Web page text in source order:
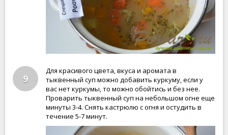
9
Для красивого цвета, вкуса и аромата в
тыквенный суп можно добавить куркуму, если у
вас нет куркумы, то можно обойтись и без нее.
Проварить тыквенный суп на небольшом огне еще
минуты 3-4. Снять кастрюлю с огня и остудить в
течение 5-7 минут.